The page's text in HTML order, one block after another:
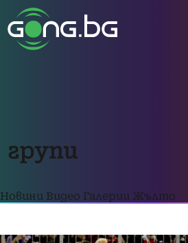
групи
Новини Видео Галерии Жълто